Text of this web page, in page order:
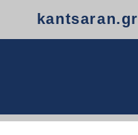
kantsaran.gr